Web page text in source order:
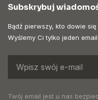
Subskrybuj
Bądź pierwszy, kto dowie
Wyślemy Ci tylko jeden
Twój email jest u nas